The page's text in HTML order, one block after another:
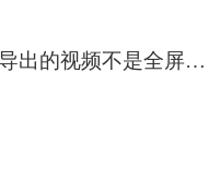
会声会影导出的视频不是全屏 会声会影导出的视频卡不流畅